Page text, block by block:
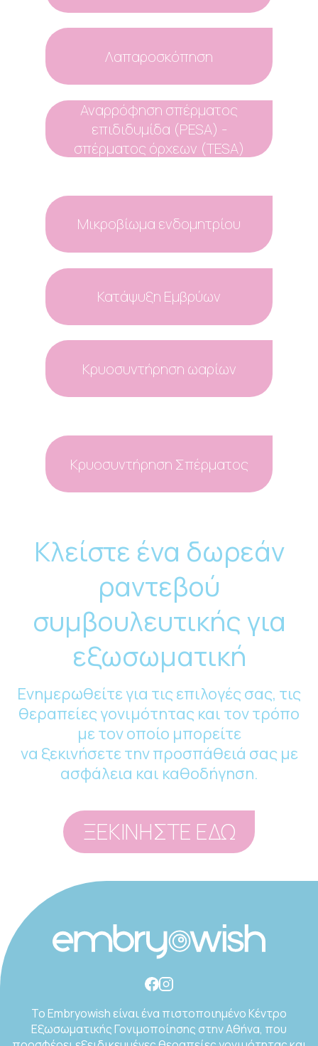
Λαπαροσκόπηση
Αναρρόφηση σπέρματος
επιδιδυμίδα (PESA) -
σπέρματος όρχεων (TESA)
Μικροβίωμα ενδομητρίου
Κατάψυξη Εμβρύων
Κρυοσυντήρηση ωαρίων
Κρυοσυντήρηση Σπέρματος
Κλείστε ένα δωρεάν
ραντεβού
συμβουλευτικής για
εξωσωματική
Ενημερωθείτε για τις επιλογές σας, τις
θεραπείες γονιμότητας και τον τρόπο
με τον οποίο μπορείτε
να ξεκινήσετε την προσπάθειά σας με
ασφάλεια και καθοδήγηση.
ΞΕΚΙΝΗΣΤΕ ΕΔΩ
Το Embryowish είναι ένα πιστοποιημένο Κέντρο
Εξωσωματικής Γονιμοποίησης στην Αθήνα, που